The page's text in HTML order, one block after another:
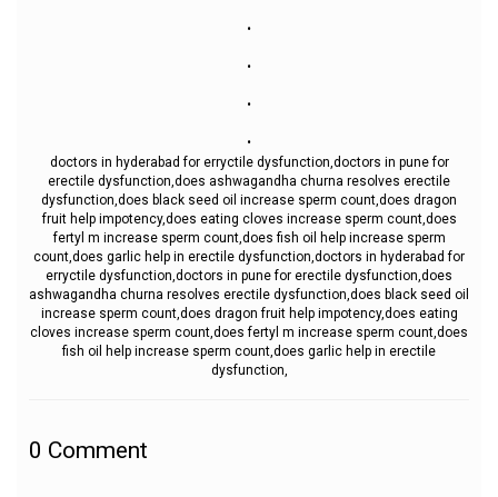
.
.
.
.
doctors in hyderabad for erryctile dysfunction,doctors in pune for
erectile dysfunction,does ashwagandha churna resolves erectile
dysfunction,does black seed oil increase sperm count,does dragon
fruit help impotency,does eating cloves increase sperm count,does
fertyl m increase sperm count,does fish oil help increase sperm
count,does garlic help in erectile dysfunction,doctors in hyderabad for
erryctile dysfunction,doctors in pune for erectile dysfunction,does
ashwagandha churna resolves erectile dysfunction,does black seed oil
increase sperm count,does dragon fruit help impotency,does eating
cloves increase sperm count,does fertyl m increase sperm count,does
fish oil help increase sperm count,does garlic help in erectile
dysfunction,
0 Comment